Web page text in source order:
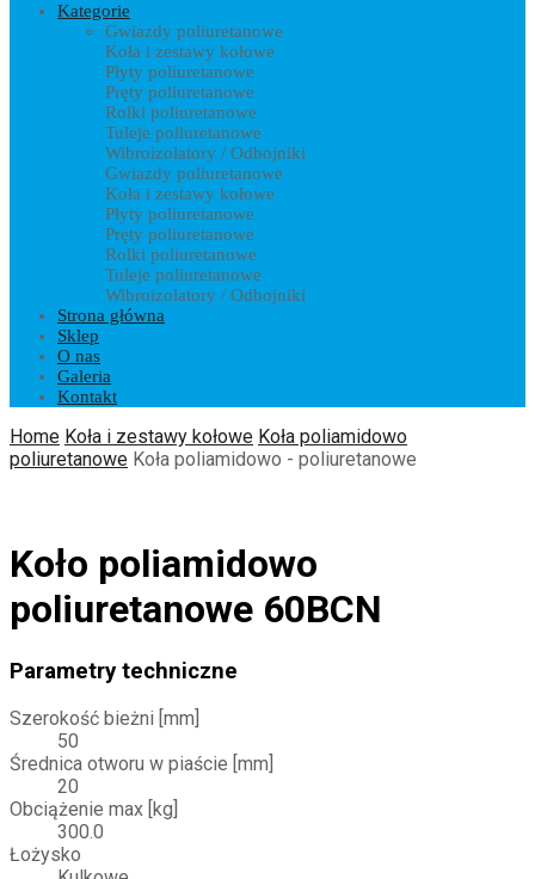
Kategorie
Gwiazdy poliuretanowe
Koła i zestawy kołowe
Płyty poliuretanowe
Pręty poliuretanowe
Rolki poliuretanowe
Tuleje poliuretanowe
Wibroizolatory / Odbojniki
Gwiazdy poliuretanowe
Koła i zestawy kołowe
Płyty poliuretanowe
Pręty poliuretanowe
Rolki poliuretanowe
Tuleje poliuretanowe
Wibroizolatory / Odbojniki
Strona główna
Sklep
O nas
Galeria
Kontakt
Home Koła i zestawy kołowe Koła poliamidowo
poliuretanowe Koła poliamidowo - poliuretanowe
Koło poliamidowo
poliuretanowe 60BCN
Parametry techniczne
Szerokość bieżni [mm]
50
Średnica otworu w piaście [mm]
20
Obciążenie max [kg]
300.0
Łożysko